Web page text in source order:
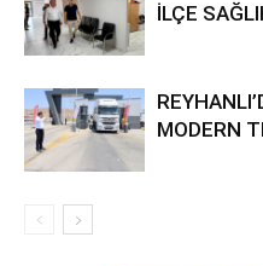
İLÇE
MODERN